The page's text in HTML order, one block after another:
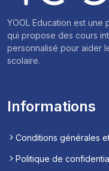
YOOL Education est
qui propose des cours
personnalisé pour aider
scolaire.
Informations
Conditions générales
Politique de